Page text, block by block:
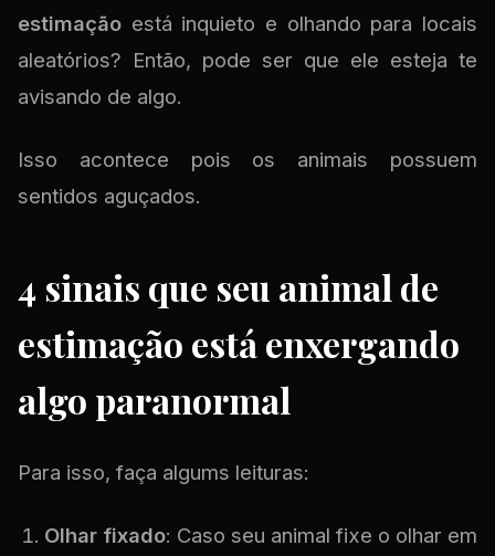
estimação está inquieto e olhando para locais
aleatórios? Então, pode ser que ele esteja te
avisando de algo.
Isso acontece pois os animais possuem
sentidos aguçados.
4 sinais que seu animal de
estimação está enxergando
algo paranormal
Para isso, faça algums leituras:
Olhar fixado: Caso seu animal fixe o olhar em